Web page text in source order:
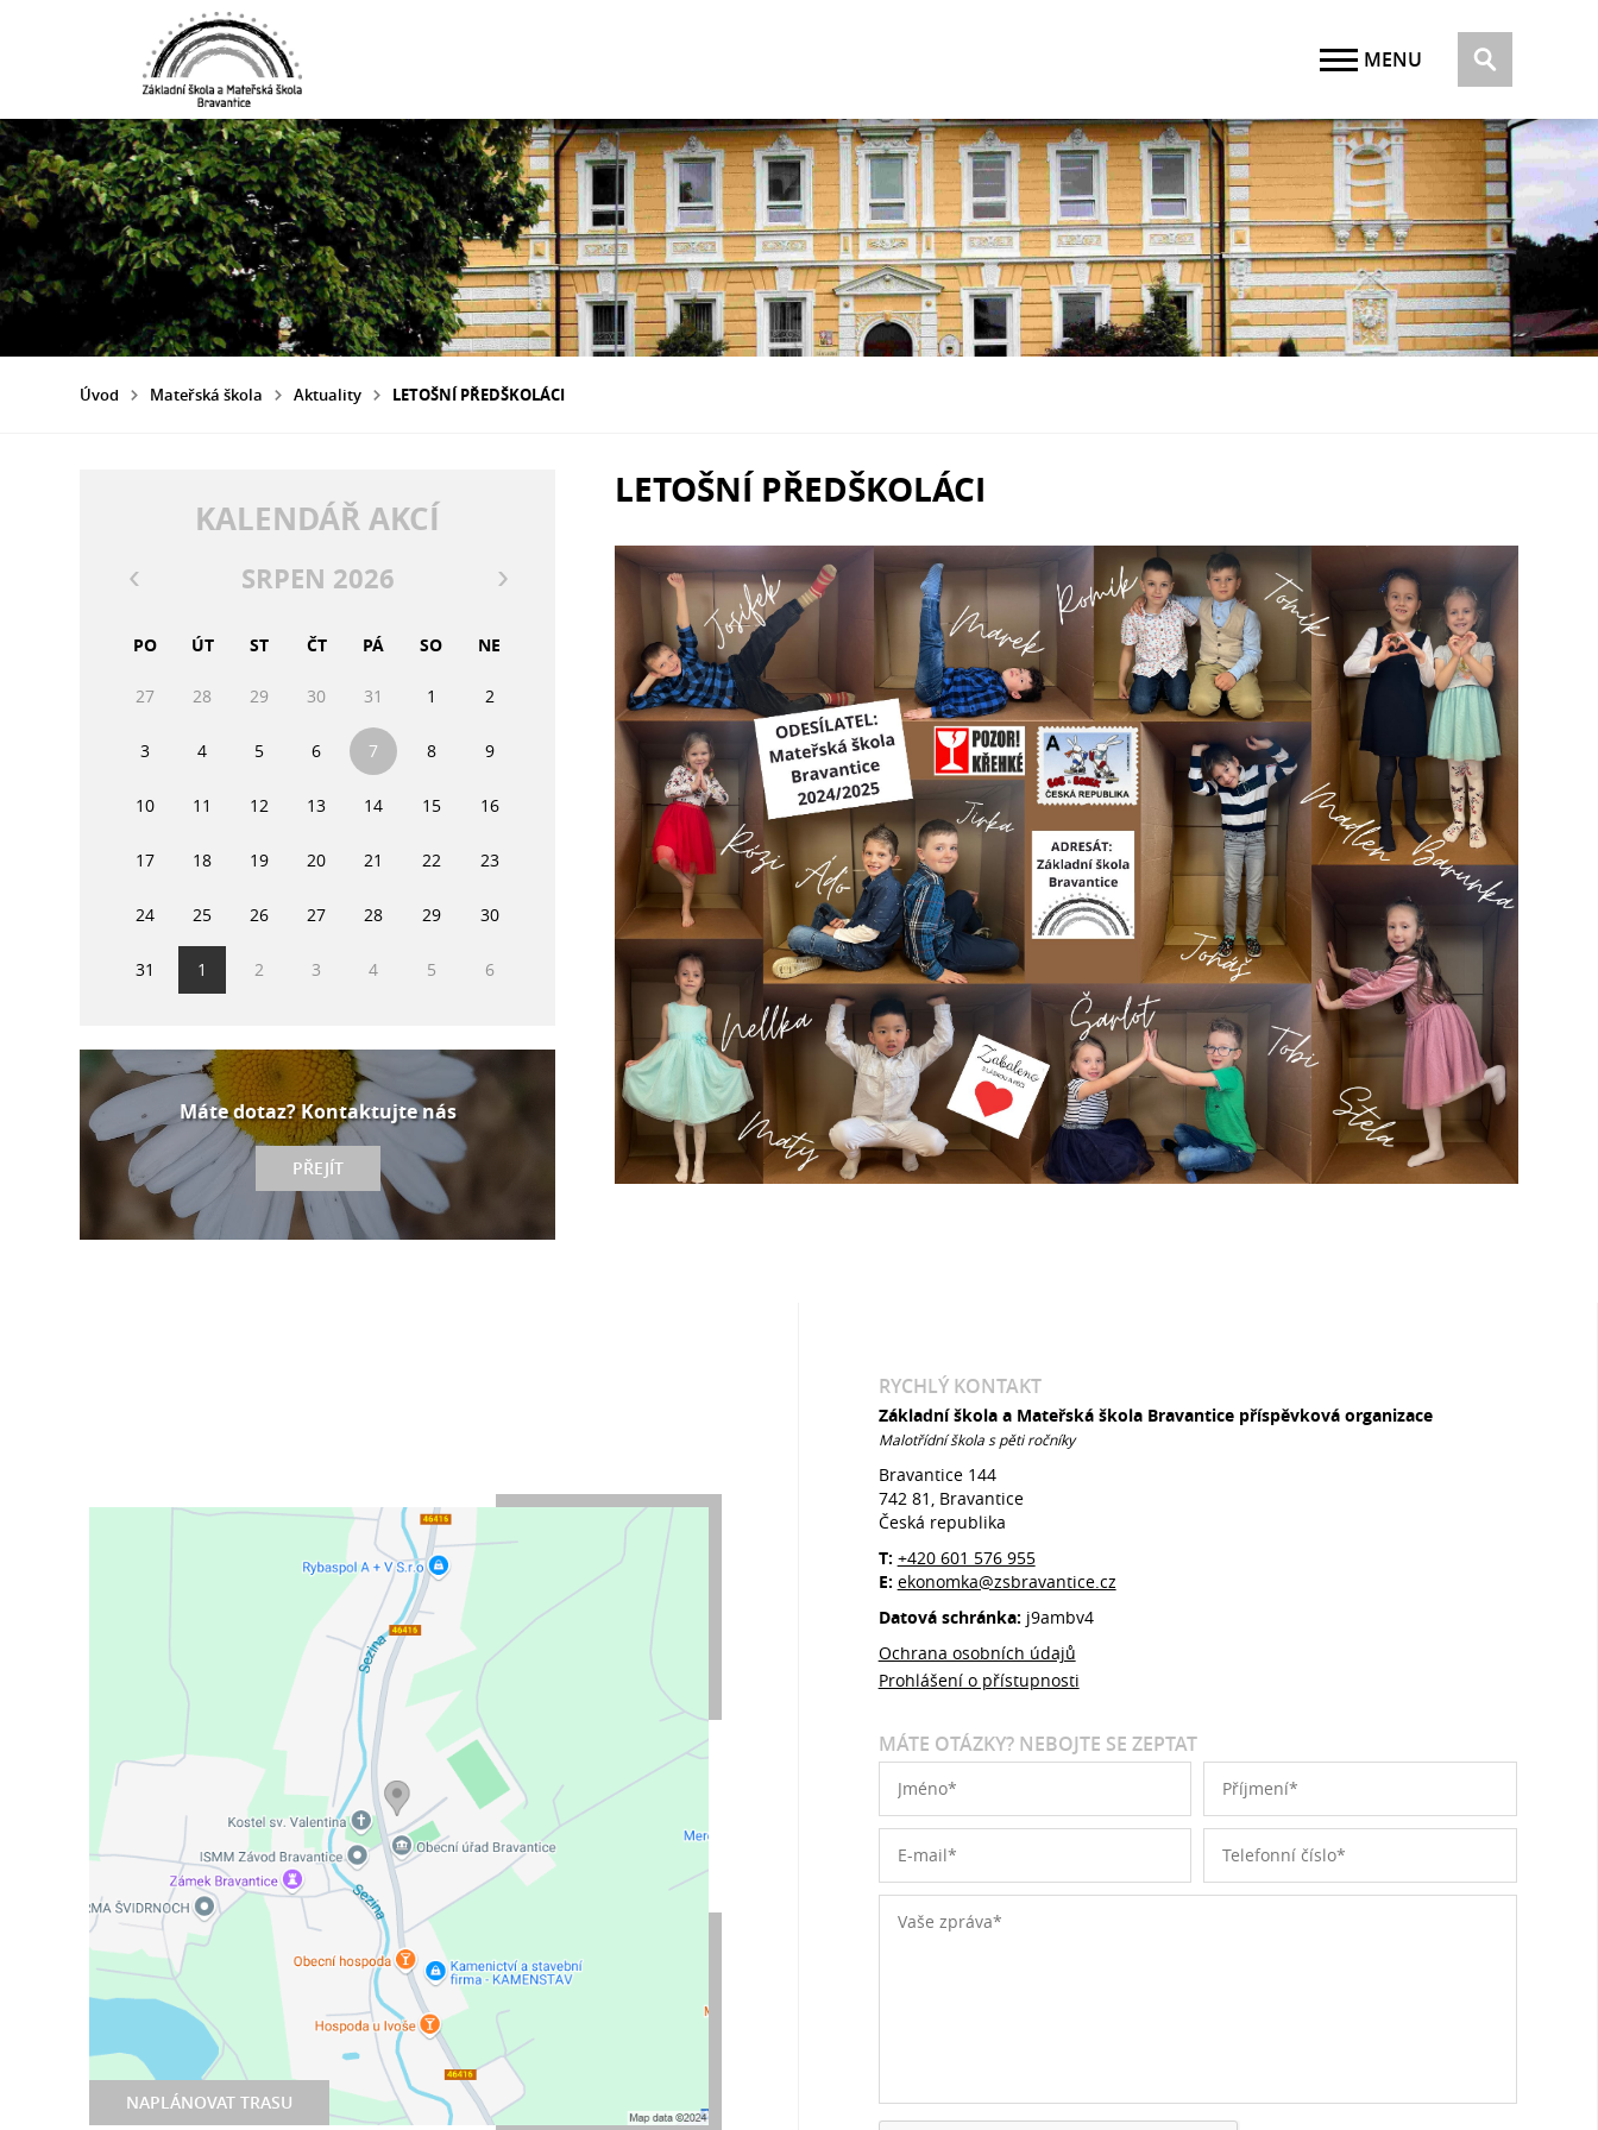
Úvod Mateřská škola Aktuality LETOŠNÍ PŘEDŠKOLÁCI
LETOŠNÍ PŘEDŠKOLÁCI
KALENDÁŘ AKCÍ
SRPEN 2026
PO ÚT ST ČT PÁ SO NE
27 28 29 30 31 1 2
3 4 5 6 7 8 9
10 11 12 13 14 15 16
17 18 19 20 21 22 23
24 25 26 27 28 29 30
31 1 2 3 4 5 6
Máte dotaz? Kontaktujte nás
PŘEJÍT
NAPLÁNOVAT TRASU
RYCHLÝ KONTAKT
Základní škola a Mateřská škola Bravantice příspěvková organizace
Malotřídní škola s pěti ročníky
Bravantice 144
742 81, Bravantice
Česká republika
T: +420 601 576 955
E: ekonomka@zsbravantice.cz
Datová schránka: j9ambv4
Ochrana osobních údajů
Prohlášení o přístupnosti
MÁTE OTÁZKY? NEBOJTE SE ZEPTAT